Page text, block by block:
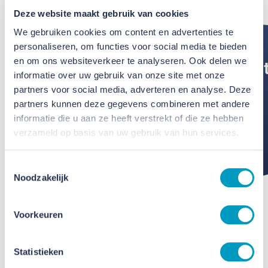
Deze website maakt gebruik van cookies
We gebruiken cookies om content en advertenties te
personaliseren, om functies voor social media te bieden
en om ons websiteverkeer te analyseren. Ook delen we
informatie over uw gebruik van onze site met onze
partners voor social media, adverteren en analyse. Deze
partners kunnen deze gegevens combineren met andere
informatie die u aan ze heeft verstrekt of die ze hebben
verzameld op basis van uw gebruik van hun services.
Noodzakelijk
Voorkeuren
Statistieken
Verduurzaming
91 woningen
Maastricht
Transformatie
Van der Valk
Hotel
Maastricht-
Maas
Dorpstraat
Brunssum
Nieuwbouw
Nieuw
Absbroek
Sittard-Geleen
Transformatie
school Heerlen
Verduurzaming
91 woningen
Maastricht
Transformatie
Van der Valk
Hotel
Maastricht-
Maas
Toonmeer